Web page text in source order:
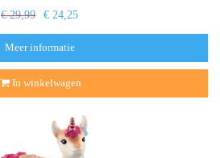
€ 29,99 € 24,25
Meer informatie
In winkelwagen